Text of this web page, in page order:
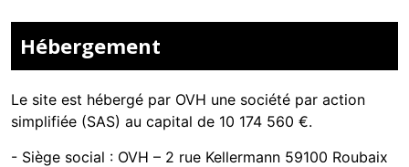
Hébergement
Le site est hébergé par OVH une société par action
simplifiée (SAS) au capital de 10 174 560 €.
- Siège social : OVH – 2 rue Kellermann 59100 Roubaix